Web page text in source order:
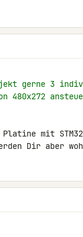
gerne 3
480x272
mit
Dir aber